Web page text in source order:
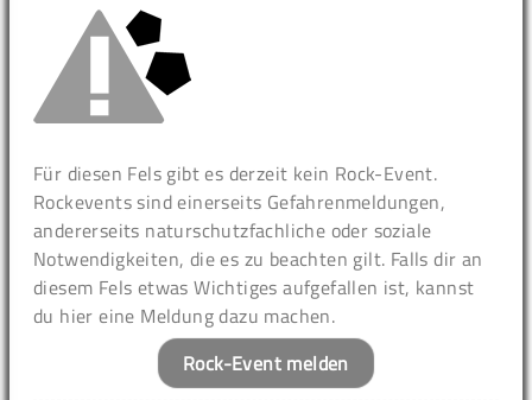
Für diesen Fels gibt es derzeit kein Rock-Event.
Rockevents sind einerseits Gefahrenmeldungen,
andererseits naturschutzfachliche oder soziale
Notwendigkeiten, die es zu beachten gilt. Falls dir an
diesem Fels etwas Wichtiges aufgefallen ist, kannst
du hier eine Meldung dazu machen.
Rock-Event melden